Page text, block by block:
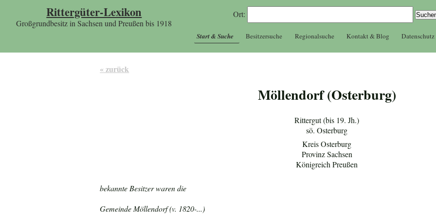
Rittergüter-Lexikon
Großgrundbesitz in Sachsen und Preußen bis 1918
Ort:
Start & Suche Besitzersuche Regionalsuche Kontakt & Blog Datenschutz
« zurück
Möllendorf (Osterburg)
Rittergut (bis 19. Jh.)
sö. Osterburg
Kreis Osterburg
Provinz Sachsen
Königreich Preußen
bekannte Besitzer waren die
Gemeinde Möllendorf (v. 1820-...)